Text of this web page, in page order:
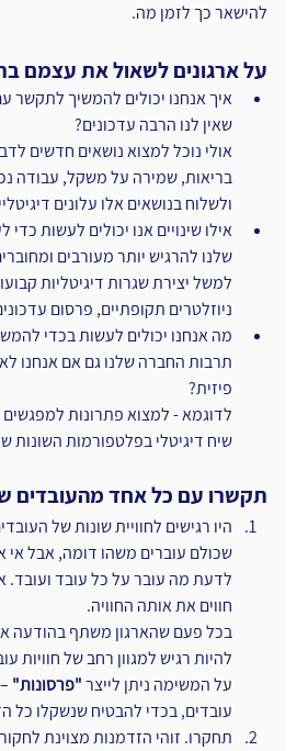
להישאר כך לזמן מה.
על ארגונים לשאול את עצמם
איך אנחנו יכולים להמשיך לתקשר
שאין לנו הרבה עדכונים?
אולי נוכל למצוא נושאים חדשים
בריאות, שמירה על משקל, עבודה
ולשלוח בנושאים אלו עלונים
אילו שינויים אנו יכולים לעשות כדי
שלנו להרגיש יותר מעורבים
למשל יצירת שגרות דיגיטליות
ניוזלטרים תקופתיים, פרסום
מה אנחנו יכולים לעשות בכדי
תרבות החברה שלנו גם אם אנחנו לא
פיזית?
לדוגמא - למצוא פתרונות למפגשים
שיח דיגיטלי בפלטפורמות השונות
תקשרו עם כל אחד מהעובדים
היו רגישים לחוויית שונות של
שכולם עוברים משהו דומה, אבל
לדעת מה עובר על כל עובד ועובד.
חווים את אותה החוויה.
בכל פעם שהארגון משתף בהודעה או
להיות רגיש למגוון רחב של חוויות
על המשימה ניתן לייצר "פרסונות"
עובדים, בכדי להבטיח שנשקלו כל
תחקרו. זוהי הזדמנות מצוינת